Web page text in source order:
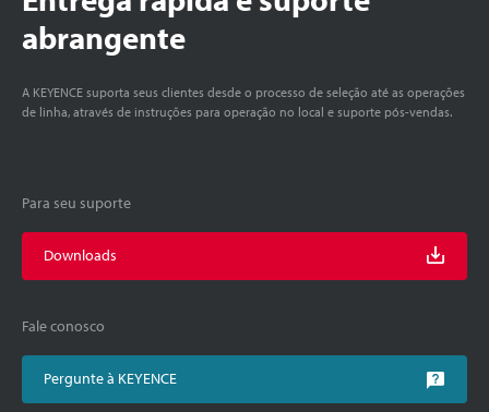
abrangente
A KEYENCE suporta seus clientes desde o processo de seleção até as operações
de linha, através de instruções para operação no local e suporte pós-vendas.
Para seu suporte
Downloads
Fale conosco
Pergunte à KEYENCE